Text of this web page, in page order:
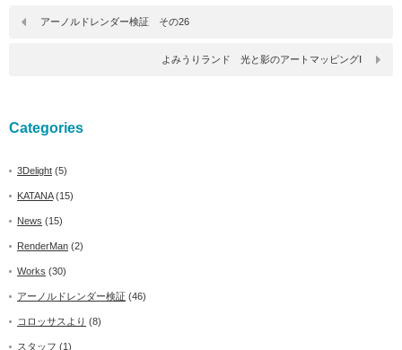
アーノルドレンダー検証 その26
よみうりランド 光と影のアートマッピングⅠ
Categories
3Delight (5)
KATANA(15)
News (15)
RenderMan (2)
Works (30)
アーノルドレンダー検証 (46)
コロッサスより (8)
スタッフ (1)